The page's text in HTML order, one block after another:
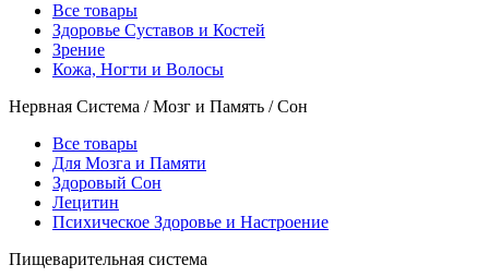
Все товары
Здоровье Суставов и Костей
Зрение
Кожа, Ногти и Волосы
Нервная Система / Мозг и Память / Сон
Все товары
Для Мозга и Памяти
Здоровый Сон
Лецитин
Психическое Здоровье и Настроение
Пищеварительная система